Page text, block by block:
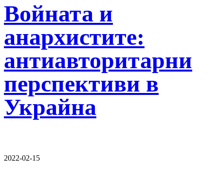
Войната и
анархистите:
антиавторитарни
перспективи в
Украйна
2022-02-15